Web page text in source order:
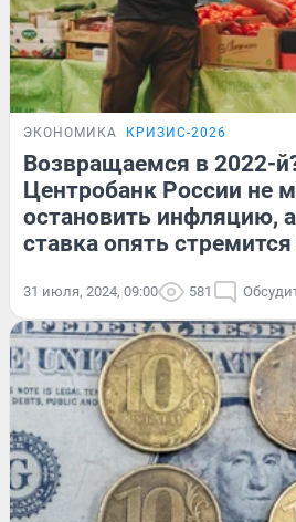
ЭКОНОМИКА КРИЗИС-2026
Возвращаемся в 2022-
Центробанк России не
остановить инфляцию,
ставка опять стремится
31 июля, 2024, 09:00 581